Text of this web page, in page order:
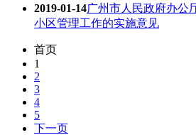
2019-01-14广州市人民政府办公
小区管理工作的实施意见
首页
1
2
3
4
5
下一页